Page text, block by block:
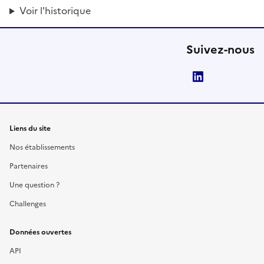
Voir l'historique
Suivez-nous
Liens du site
Nos établissements
Partenaires
Une question ?
Challenges
Données ouvertes
API